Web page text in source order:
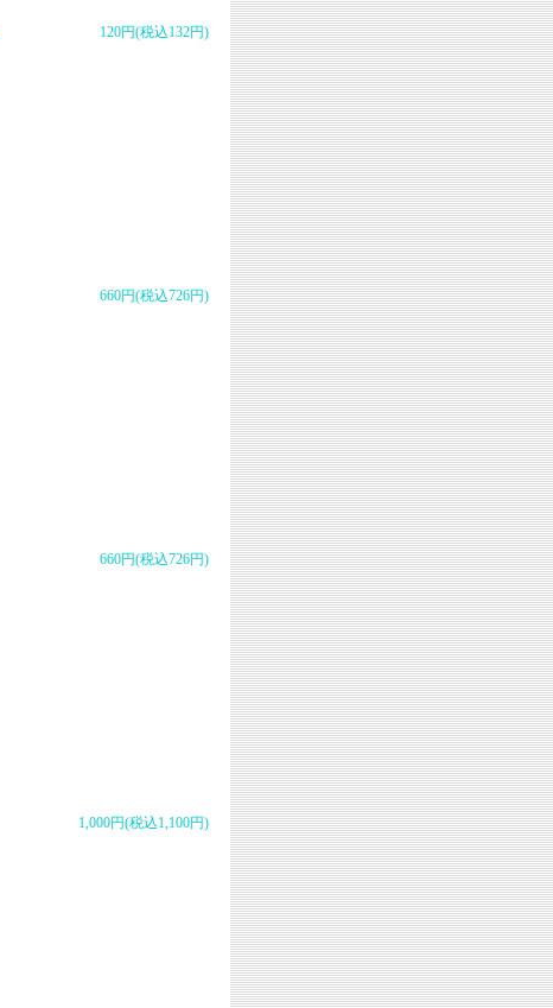
120円(税込132円)
660円(税込726円)
660円(税込726円)
1,000円(税込1,100円)